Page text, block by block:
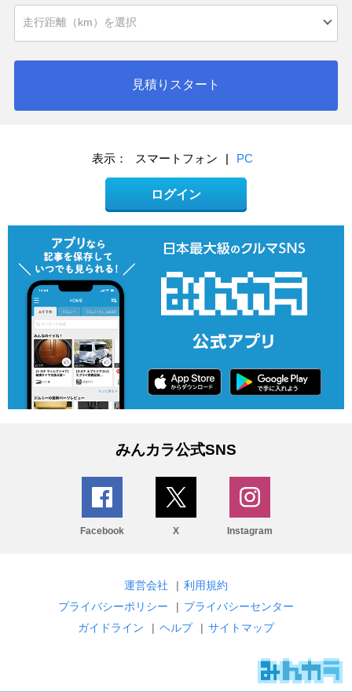
見積りスタート
表示： スマートフォン | PC
ログイン
みんカラ公式SNS
Facebook X Instagram
運営会社 | 利用規約
プライバシーポリシー
| プライバシーセンター
ガイドライン
| ヘルプ | サイトマップ